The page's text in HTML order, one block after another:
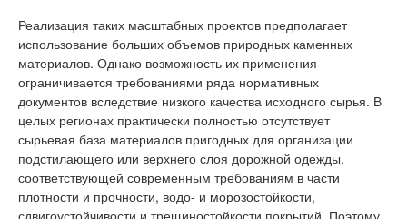
Реализация таких масштабных проектов предполагает
использование больших объемов природных каменных
материалов. Однако возможность их применения
ограничивается требованиями ряда нормативных
документов вследствие низкого качества исходного сырья. В
целых регионах практически полностью отсутствует
сырьевая база материалов пригодных для организации
подстилающего или верхнего слоя дорожной одежды,
соответствующей современным требованиям в части
плотности и прочности, водо- и морозостойкости,